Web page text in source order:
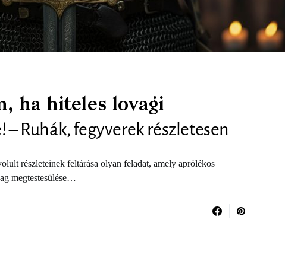
ha hiteles lovagi
– Ruhák, fegyverek részletesen
részleteinek feltárása olyan feladat, amely aprólékos
megtestesülése…